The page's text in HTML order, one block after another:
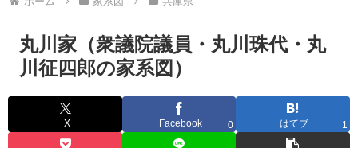
丸川家（衆議院議員・丸川珠代・丸
川征四郎の家系図）
X Facebook 0 はてブ 1